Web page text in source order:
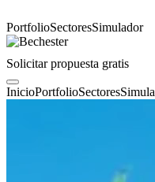
PortfolioSectoresSimulador
Solicitar propuesta gratis
InicioPortfolioSectores